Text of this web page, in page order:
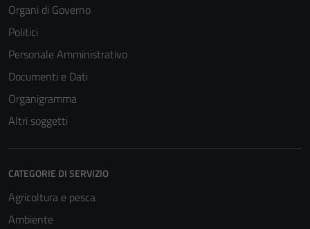
Organi di Governo
Politici
Personale Amministrativo
Documenti e Dati
Organigramma
Altri soggetti
CATEGORIE DI SERVIZIO
Agricoltura e pesca
Ambiente